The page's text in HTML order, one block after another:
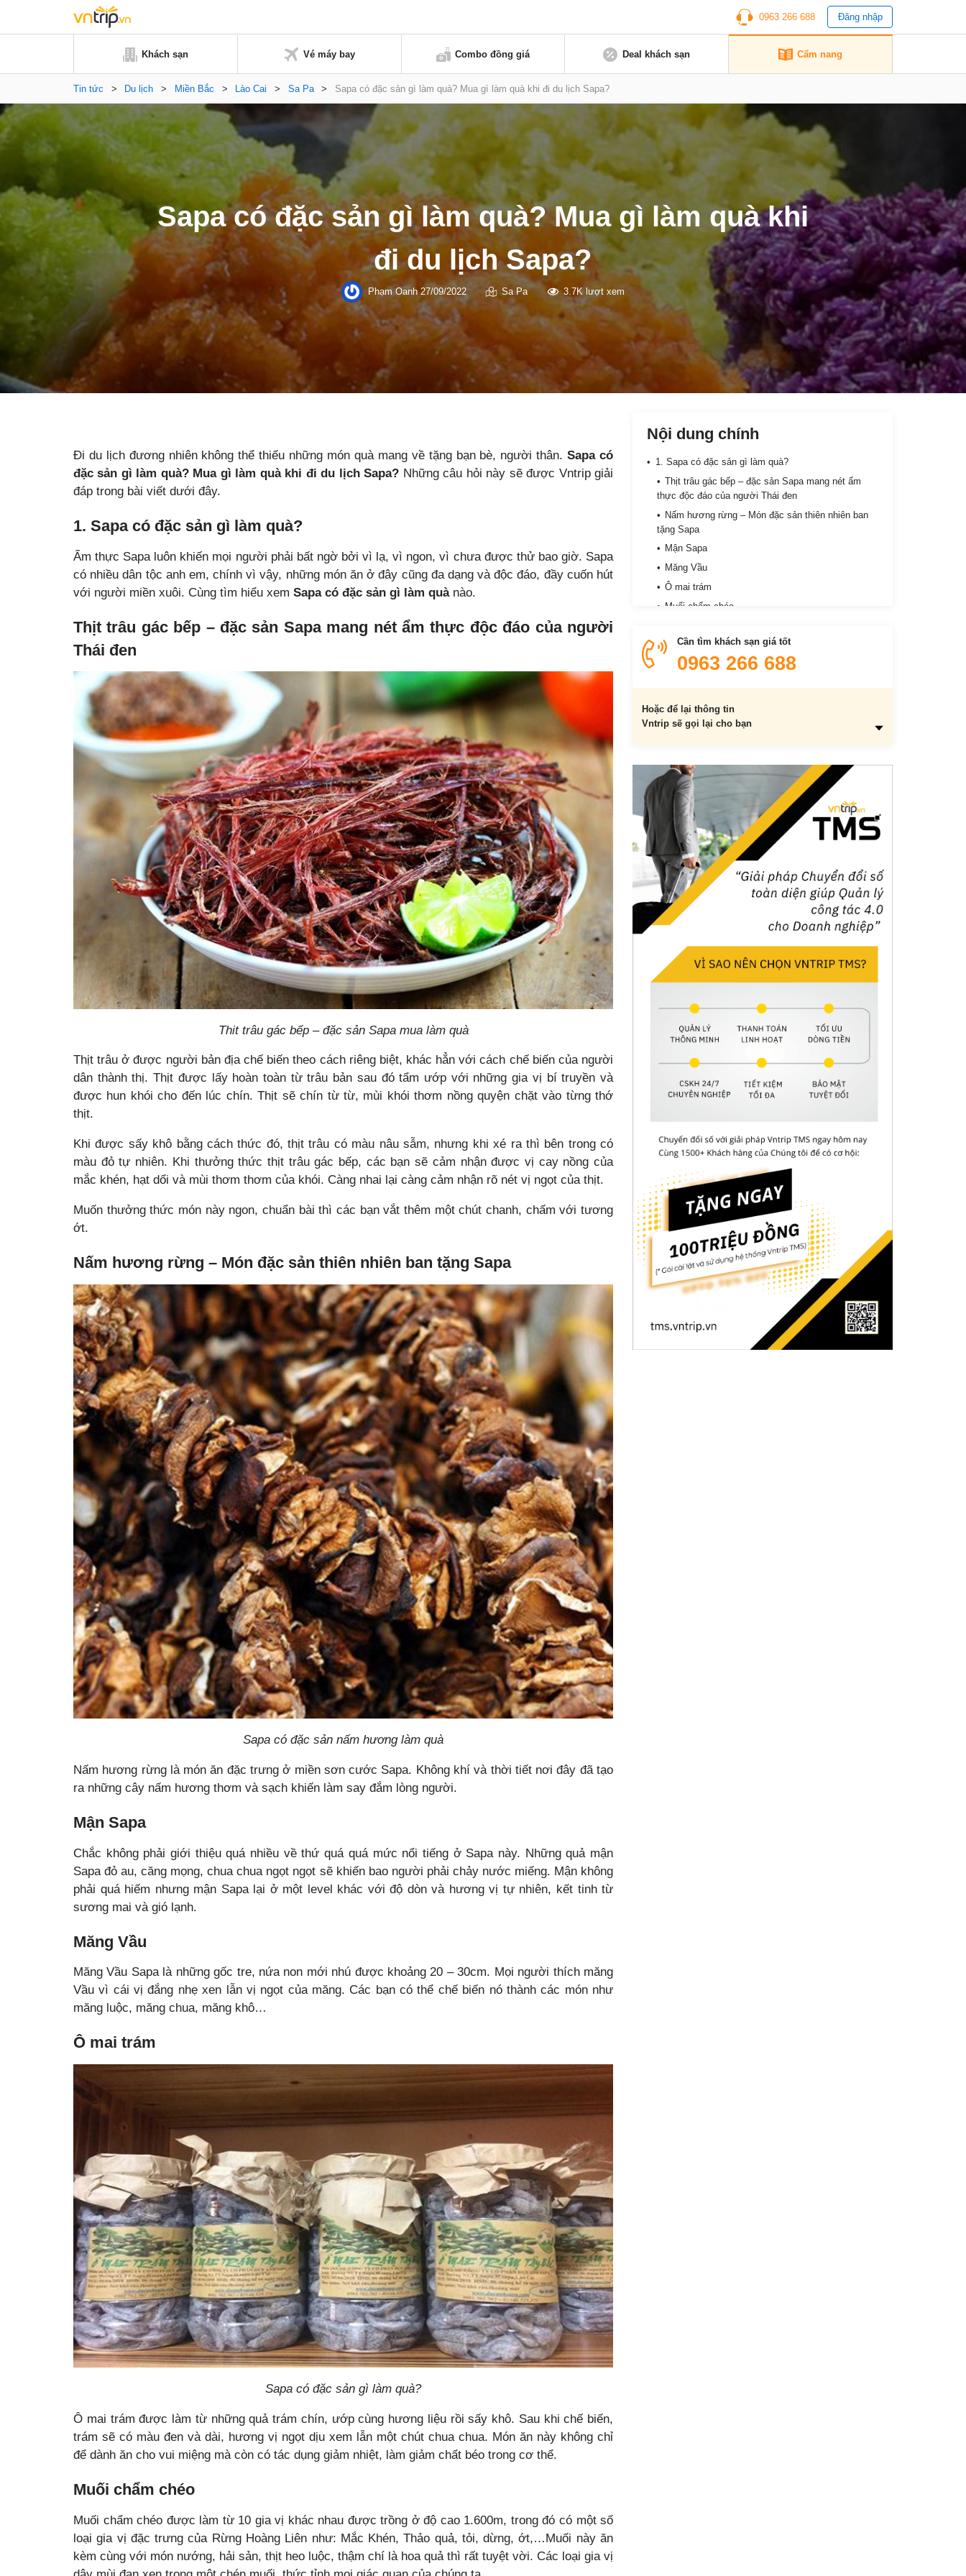
0963 266 688 Đăng nhập
Khách sạn Vé máy bay Combo đồng giá Deal khách sạn Cẩm nang
Tin tức > Du lịch > Miền Bắc > Lào Cai > Sa Pa > Sapa có đặc sản gì làm quà? Mua gì làm quà khi đi du lịch Sapa?
Sapa có đặc sản gì làm quà? Mua gì làm quà khi
đi du lịch Sapa?
Phạm Oanh27/09/2022 Sa Pa 3.7K lượt xem
Đi du lịch đương nhiên không thể thiếu những món quà mang về tặng bạn bè, người thân. Sapa có
đặc sản gì làm quà? Mua gì làm quà khi đi du lịch Sapa? Những câu hỏi này sẽ được Vntrip giải
đáp trong bài viết dưới đây.
1. Sapa có đặc sản gì làm quà?
Ẩm thực Sapa luôn khiến mọi người phải bất ngờ bởi vì lạ, vì ngon, vì chưa được thử bao giờ. Sapa
có nhiều dân tộc anh em, chính vì vậy, những món ăn ở đây cũng đa dạng và độc đáo, đầy cuốn hút
với người miền xuôi. Cùng tìm hiểu xem Sapa có đặc sản gì làm quànào.
Thịt trâu gác bếp – đặc sản Sapa mang nét ẩm thực độc đáo của người
Thái đen
Thit trâu gác bếp – đặc sản Sapa mua làm quà
Thịt trâu ở được người bản địa chế biến theo cách riêng biệt, khác hẳn với cách chế biến của người
dân thành thị. Thịt được lấy hoàn toàn từ trâu bản sau đó tẩm ướp với những gia vị bí truyền và
được hun khói cho đến lúc chín. Thịt sẽ chín từ từ, mùi khói thơm nồng quyện chặt vào từng thớ
thịt.
Khi được sấy khô bằng cách thức đó, thịt trâu có màu nâu sẫm, nhưng khi xé ra thì bên trong có
màu đỏ tự nhiên. Khi thưởng thức thịt trâu gác bếp, các bạn sẽ cảm nhận được vị cay nồng của
mắc khén, hạt dổi và mùi thơm thơm của khói. Càng nhai lại càng cảm nhận rõ nét vị ngọt của thịt.
Muốn thưởng thức món này ngon, chuẩn bài thì các bạn vắt thêm một chút chanh, chấm với tương
ớt.
Nấm hương rừng – Món đặc sản thiên nhiên ban tặng Sapa
Sapa có đặc sản nấm hương làm quà
Nấm hương rừng là món ăn đặc trưng ở miền sơn cước Sapa. Không khí và thời tiết nơi đây đã tạo
ra những cây nấm hương thơm và sạch khiến làm say đắm lòng người.
Mận Sapa
Chắc không phải giới thiệu quá nhiều về thứ quá quá mức nổi tiếng ở Sapa này. Những quả mận
Sapa đỏ au, căng mọng, chua chua ngọt ngọt sẽ khiến bao người phải chảy nước miếng. Mận không
phải quá hiếm nhưng mận Sapa lại ở một level khác với độ dòn và hương vị tự nhiên, kết tinh từ
sương mai và gió lạnh.
Măng Vầu
Măng Vầu Sapa là những gốc tre, nứa non mới nhú được khoảng 20 – 30cm. Mọi người thích măng
Vầu vì cái vị đắng nhẹ xen lẫn vị ngọt của măng. Các bạn có thể chế biến nó thành các món như
măng luộc, măng chua, măng khô…
Ô mai trám
Sapa có đặc sản gì làm quà?
Ô mai trám được làm từ những quả trám chín, ướp cùng hương liệu rồi sấy khô. Sau khi chế biến,
trám sẽ có màu đen và dài, hương vị ngọt dịu xem lẫn một chút chua chua. Món ăn này không chỉ
để dành ăn cho vui miệng mà còn có tác dụng giảm nhiệt, làm giảm chất béo trong cơ thể.
Muối chẩm chéo
Muối chẩm chéo được làm từ 10 gia vị khác nhau được trồng ở độ cao 1.600m, trong đó có một số
loại gia vị đặc trưng của Rừng Hoàng Liên như: Mắc Khén, Thảo quả, tỏi, dừng, ớt,…Muối này ăn
kèm cùng với món nướng, hải sản, thịt heo luộc, thậm chí là hoa quả thì rất tuyệt vời. Các loại gia vị
Nội dung chính
1. Sapa có đặc sản gì làm quà?
Thịt trâu gác bếp – đặc sản Sapa mang nét ẩm
thực độc đáo của người Thái đen
Nấm hương rừng – Món đặc sản thiên nhiên ban
tặng Sapa
Mận Sapa
Măng Vầu
Ô mai trám
Muối chẩm chéo
Tương ớt Mường Khương
Rau cải mèo
2. Mua đặc sản Sapa làm quà ở đâu?
Cần tìm khách sạn giá tốt
0963 266 688
Hoặc để lại thông tin
Vntrip sẽ gọi lại cho bạn